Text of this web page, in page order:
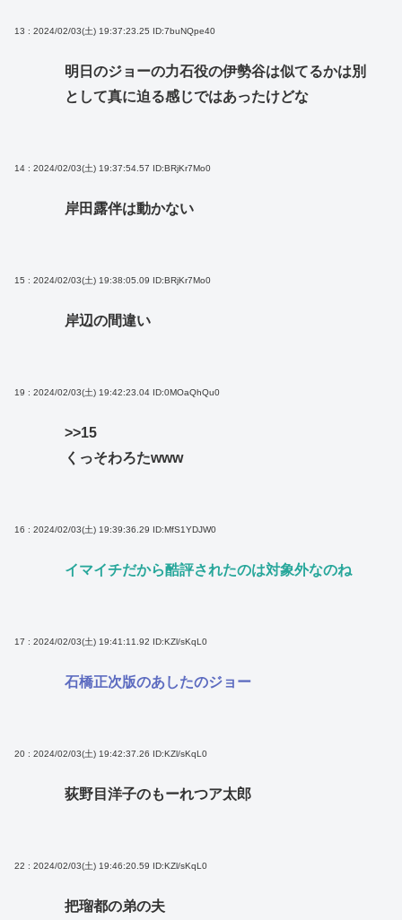
13 : 2024/02/03(土) 19:37:23.25 ID:7buNQpe40
明日のジョーの力石役の伊勢谷は似てるかは別
として真に迫る感じではあったけどな
14 : 2024/02/03(土) 19:37:54.57 ID:BRjKr7Mo0
岸田露伴は動かない
15 : 2024/02/03(土) 19:38:05.09 ID:BRjKr7Mo0
岸辺の間違い
19 : 2024/02/03(土) 19:42:23.04 ID:0MOaQhQu0
>>15
くっそわろたwww
16 : 2024/02/03(土) 19:39:36.29 ID:MfS1YDJW0
イマイチだから酷評されたのは対象外なのね
17 : 2024/02/03(土) 19:41:11.92 ID:KZl/sKqL0
石橋正次版のあしたのジョー
20 : 2024/02/03(土) 19:42:37.26 ID:KZl/sKqL0
荻野目洋子のもーれつア太郎
22 : 2024/02/03(土) 19:46:20.59 ID:KZl/sKqL0
把瑠都の弟の夫